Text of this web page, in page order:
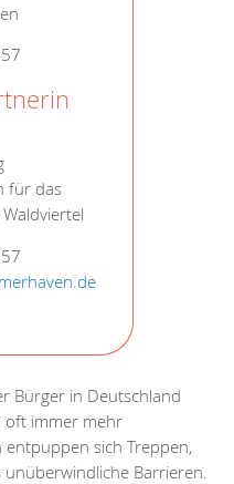
für das
Bürger in Deutschland
oft immer mehr
sich Treppen,
Barrieren.